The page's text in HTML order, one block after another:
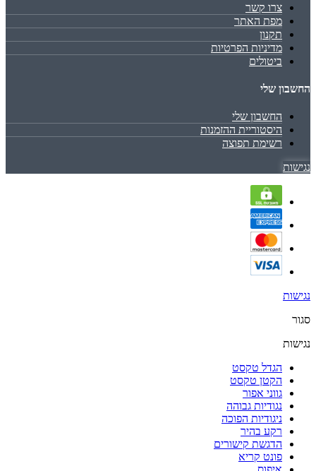
צרו קשר
מפת האתר
תקנון
מדיניות הפרטיות
ביטולים
החשבון שלי
החשבון שלי
היסטוריית ההזמנות
רשימת תפוצה
נגישות
נגישות
סגור
נגישות
הגדל טקסט
הקטן טקסט
גווני אפור
נגודיות גבוהה
ניגודיות הפוכה
רקע בהיר
הדגשת קישורים
פונט קריא